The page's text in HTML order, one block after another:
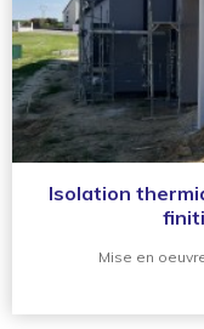
Isolation
Mise en